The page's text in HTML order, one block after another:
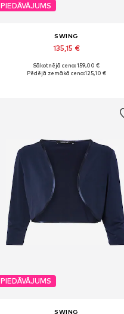
PIEDĀVĀJUMS
SWING
135,15 €
Pieejamie izmēri: 34, 36, 38, 40, 42, 44
Sākotnējā cena: 159,00 €
Pēdējā zemākā cena:125,10 €
PIEDĀVĀJUMS
SWING